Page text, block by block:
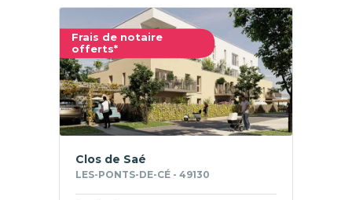
Frais de notaire
offerts*
Clos de Saé
LES-PONTS-DE-CÉ - 49130